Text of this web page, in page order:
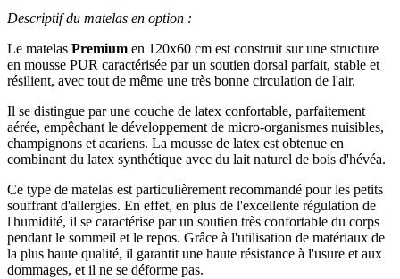
Descriptif du matelas en option :
Le matelas Premium en 120x60 cm est construit sur une structure
en mousse PUR caractérisée par un soutien dorsal parfait, stable et
résilient, avec tout de même une très bonne circulation de l'air.
Il se distingue par une couche de latex confortable, parfaitement
aérée, empêchant le développement de micro-organismes nuisibles,
champignons et acariens. La mousse de latex est obtenue en
combinant du latex synthétique avec du lait naturel de bois d'hévéa.
Ce type de matelas est particulièrement recommandé pour les petits
souffrant d'allergies. En effet, en plus de l'excellente régulation de
l'humidité, il se caractérise par un soutien très confortable du corps
pendant le sommeil et le repos. Grâce à l'utilisation de matériaux de
la plus haute qualité, il garantit une haute résistance à l'usure et aux
dommages, et il ne se déforme pas.